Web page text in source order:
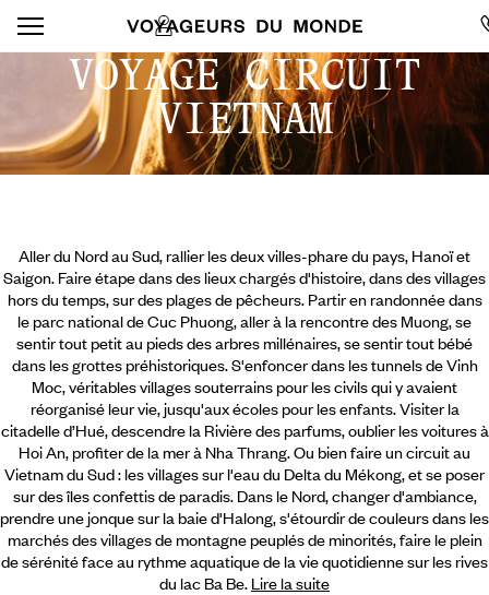
VOYAGE CIRCUIT
VIETNAM
Aller du Nord au Sud, rallier les deux villes-phare du pays, Hanoï et
Saigon. Faire étape dans des lieux chargés d'histoire, dans des villages
hors du temps, sur des plages de pêcheurs. Partir en randonnée dans
le parc national de Cuc Phuong, aller à la rencontre des Muong, se
sentir tout petit au pieds des arbres millénaires, se sentir tout bébé
dans les grottes préhistoriques. S'enfoncer dans les tunnels de Vinh
Moc, véritables villages souterrains pour les civils qui y avaient
réorganisé leur vie, jusqu'aux écoles pour les enfants. Visiter la
citadelle d’Hué, descendre la Rivière des parfums,oublier les voitures à
Hoi An, profiter de la mer à Nha Thrang. Ou bien faire un circuit au
Vietnam du Sud : les villages sur l'eau du Delta du Mékong, et se poser
sur des îles confettis de paradis. Dans le Nord, changer d'ambiance,
prendre une jonque sur la baie d'Halong, s'étourdir de couleurs dans les
marchés des villages de montagne peuplés de minorités, faire le plein
de sérénité face au rythme aquatique de la vie quotidienne sur les rives
du lac Ba Be. Lire la suite